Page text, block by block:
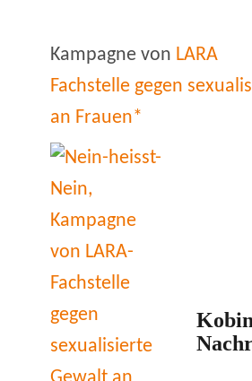
Kampagne von LARA
Fachstelle gegen
an Frauen*